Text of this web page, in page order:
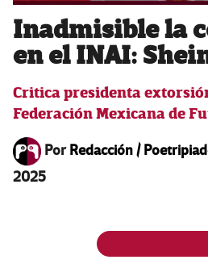
Inadmisible la
en el INAI:
Critica presidenta
Federación Mexicana de
PorRedacción /
2025